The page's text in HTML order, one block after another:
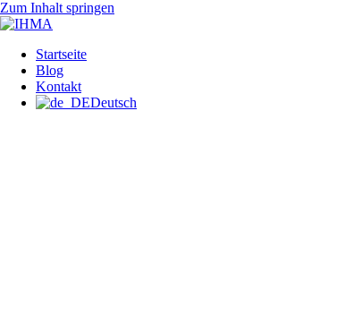
Zum Inhalt springen
IHMA
INTERNATIONAL HUMAN
Startseite
Blog
Kontakt
Deutsch